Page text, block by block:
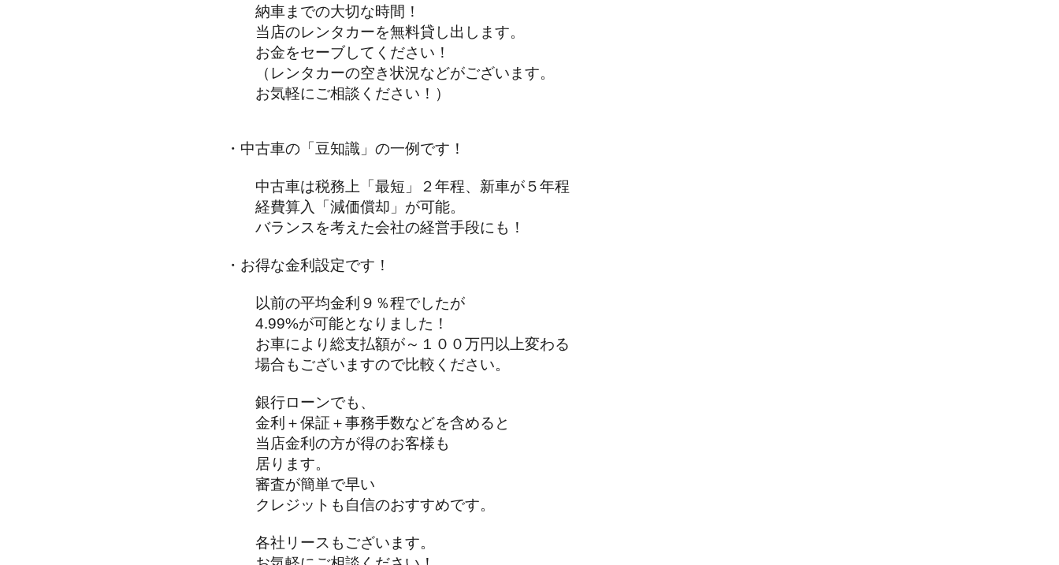
納車までの大切な時間！
当店のレンタカーを無料貸し出します。
お金をセーブしてください！
（レンタカーの空き状況などがございます。
お気軽にご相談ください！）
・中古車の「豆知識」の一例です！
中古車は税務上「最短」２年程、新車が５年程
経費算入「減価償却」が可能。
バランスを考えた会社の経営手段にも！
・お得な金利設定です！
以前の平均金利９％程でしたが
4.99%が可能となりました！
お車により総支払額が～１００万円以上変わる
場合もございますので比較ください。
銀行ローンでも、
金利＋保証＋事務手数などを含めると
当店金利の方が得のお客様も
居ります。
審査が簡単で早い
クレジットも自信のおすすめです。
各社リースもございます。